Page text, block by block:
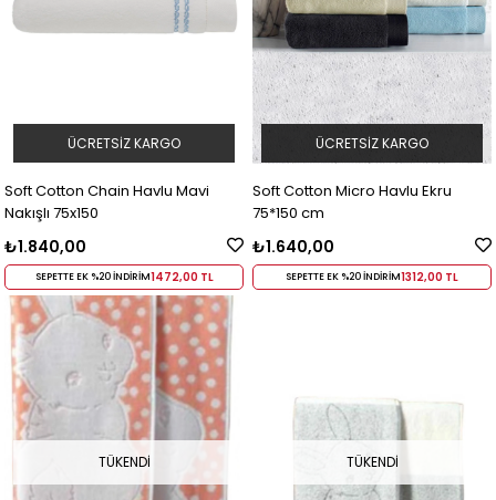
Soft Cotton Chain Havlu Mavi
Nakışlı 75x150
₺1.840,00
SEPETTE EK %20 İNDİRİM1472,00 TL
ÜCRETSIZ KARGO
Soft Cotton Micro Havlu Ekru
75*150 cm
₺1.640,00
SEPETTE EK %20 İNDİRİM1312,00 TL
ÜCRETSIZ KARGO
TÜKENDI TÜKENDI